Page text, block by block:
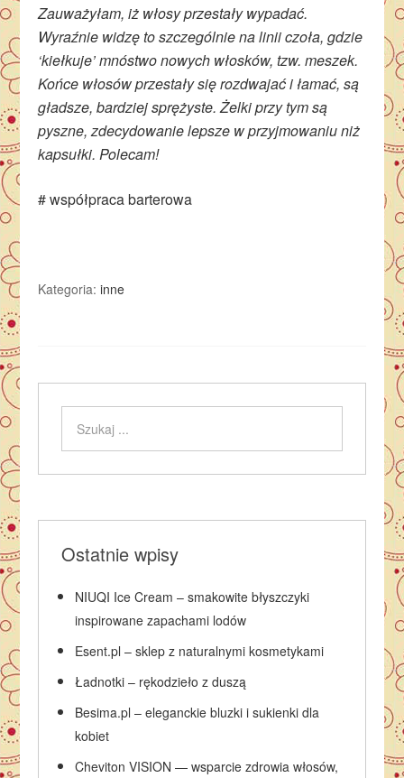
Zauważyłam, iż włosy przestały wypadać.
Wyraźnie widzę to szczególnie na linii czoła, gdzie
‘kiełkuje’ mnóstwo nowych włosków, tzw. meszek.
Końce włosów przestały się rozdwajać i łamać, są
gładsze, bardziej sprężyste. Żelki przy tym są
pyszne, zdecydowanie lepsze w przyjmowaniu niż
kapsułki. Polecam!
# współpraca barterowa
Kategoria:inne
Ostatnie wpisy
NIUQI Ice Cream – smakowite błyszczyki
inspirowane zapachami lodów
Esent.pl – sklep z naturalnymi kosmetykami
Ładnotki – rękodzieło z duszą
Besima.pl – eleganckie bluzki i sukienki dla
kobiet
Cheviton VISION — wsparcie zdrowia włosów,